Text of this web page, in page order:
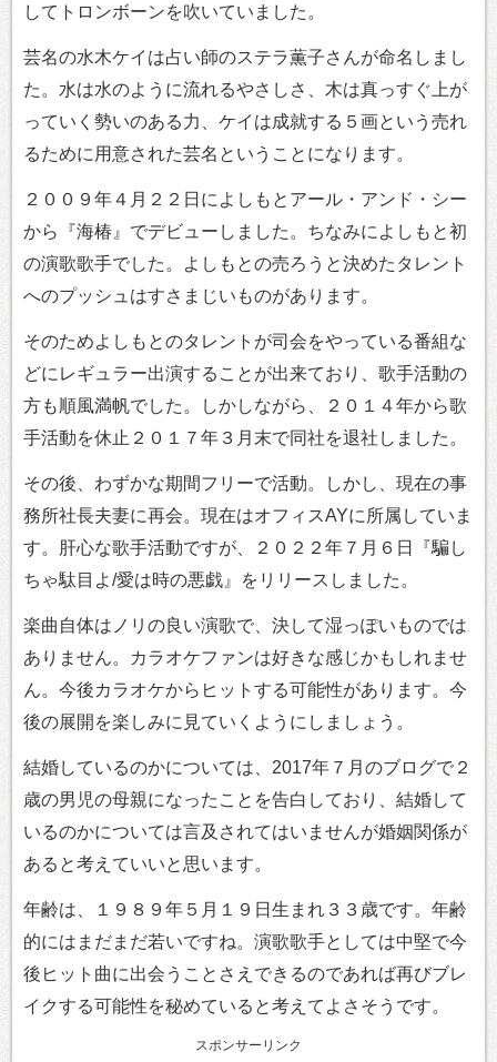
してトロンボーンを吹いていました。
芸名の水木ケイは占い師のステラ薫子さんが命名しまし
た。水は水のように流れるやさしさ、木は真っすぐ上が
っていく勢いのある力、ケイは成就する５画という売れ
るために用意された芸名ということになります。
２００９年４月２２日によしもとアール・アンド・シー
から『海椿』でデビューしました。ちなみによしもと初
の演歌歌手でした。よしもとの売ろうと決めたタレント
へのプッシュはすさまじいものがあります。
そのためよしもとのタレントが司会をやっている番組な
どにレギュラー出演することが出来ており、歌手活動の
方も順風満帆でした。しかしながら、２０１４年から歌
手活動を休止２０１７年３月末で同社を退社しました。
その後、わずかな期間フリーで活動。しかし、現在の事
務所社長夫妻に再会。現在はオフィスAYに所属していま
す。肝心な歌手活動ですが、２０２２年７月６日『騙し
ちゃ駄目よ/愛は時の悪戯』をリリースしました。
楽曲自体はノリの良い演歌で、決して湿っぽいものでは
ありません。カラオケファンは好きな感じかもしれませ
ん。今後カラオケからヒットする可能性があります。今
後の展開を楽しみに見ていくようにしましょう。
結婚しているのかについては、2017年７月のブログで２
歳の男児の母親になったことを告白しており、結婚して
いるのかについては言及されてはいませんが婚姻関係が
あると考えていいと思います。
年齢は、１９８９年５月１９日生まれ３３歳です。年齢
的にはまだまだ若いですね。演歌歌手としては中堅で今
後ヒット曲に出会うことさえできるのであれば再びブレ
イクする可能性を秘めていると考えてよさそうです。
スポンサーリンク